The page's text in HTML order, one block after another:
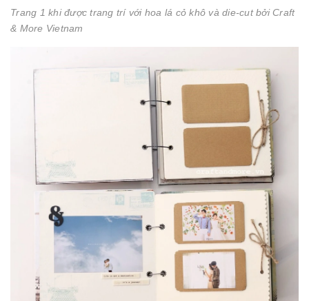
Trang 1 khi được trang trí với hoa lá cỏ khô và die-cut bởi Craft
& More Vietnam